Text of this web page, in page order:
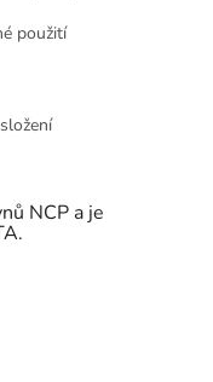
použití
NCP a je